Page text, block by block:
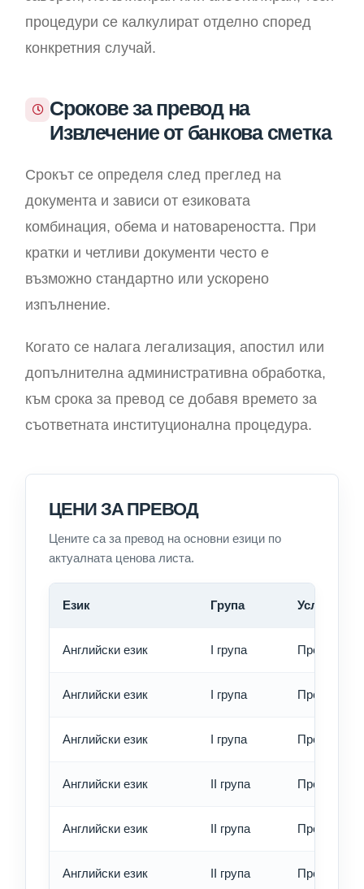
процедури се калкулират отделно според
конкретния случай.
Срокове за превод на
Извлечение от банкова сметка
Срокът се определя след преглед на
документа и зависи от езиковата
комбинация, обема и натовареността. При
кратки и четливи документи често е
възможно стандартно или ускорено
изпълнение.
Когато се налага легализация, апостил или
допълнителна административна обработка,
към срока за превод се добавя времето за
съответната институционална процедура.
ЦЕНИ ЗА ПРЕВОД
Цените са за превод на основни езици по
актуалната ценова листа.
Език Група Услуга
Английски език I група Превод -
Английски език I група Превод -
Английски език I група Превод -
Английски език II група Превод -
Английски език II група Превод -
Английски език II група Превод -